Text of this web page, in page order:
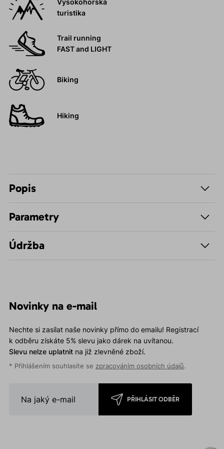
Vysokohorská
turistika
Trail running
FAST and LIGHT
Biking
Hiking
Popis
Parametry
Údržba
Novinky na e-mail
Nechte si zasílat naše novinky přímo do emailu! Registrací
k odběru získáte 5% slevu jako dárek na uvítanou.
Slevu nelze uplatnitna již zlevněné zboží.
* Přihlášením souhlasíte se zpracováním osobních údajů.
PŘIHLÁSIT ODBĚR